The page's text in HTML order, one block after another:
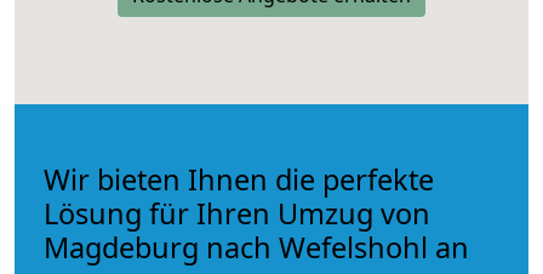
Wir bieten Ihnen die perfekte
Lösung für Ihren Umzug von
Magdeburg nach Wefelshohl an